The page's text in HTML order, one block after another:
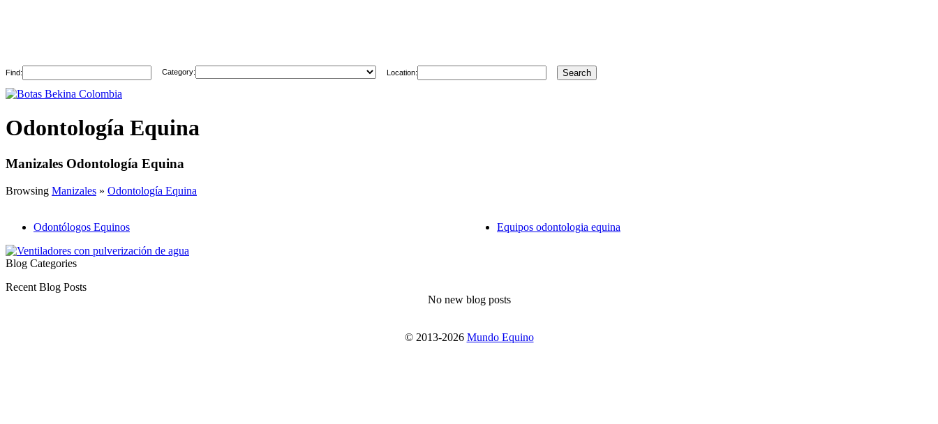
Find: Category: Location:
Odontología Equina
Manizales Odontología Equina
Browsing Manizales » Odontología Equina
Odontólogos Equinos Equipos odontologia equina
Blog Categories
Recent Blog Posts
No new blog posts
© 2013-2026 Mundo Equino